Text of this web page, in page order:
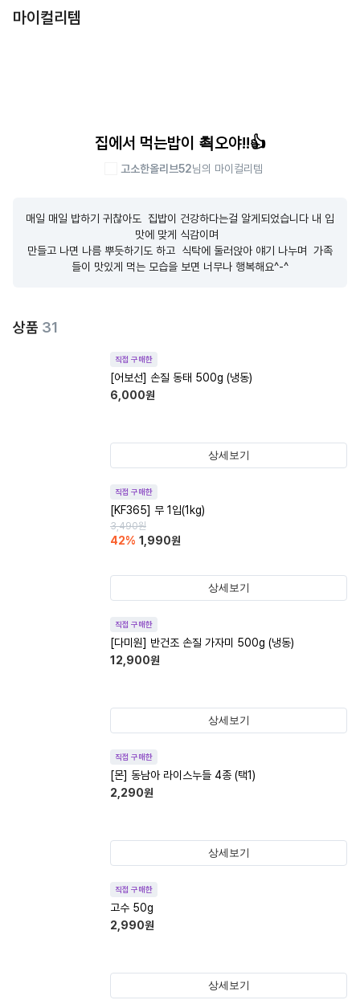
마이컬리템
집에서 먹는밥이 쵝오야!!👍
고소한올리브52님의 마이컬리템
매일 매일 밥하기 귀찮아도  집밥이 건강하다는걸 알게되었습니다 내 입
맛에 맞게 식감이며
만들고 나면 나름 뿌듯하기도 하고  식탁에 둘러앉아 얘기 나누며  가족
들이 맛있게 먹는 모습을 보면 너무나 행복해요^-^
상품 31
직접 구매한
[어보선] 손질 동태 500g (냉동)
6,000원
상세보기
직접 구매한
[KF365] 무 1입(1kg)
3,490원
42% 1,990원
상세보기
직접 구매한
[다미원] 반건조 손질 가자미 500g (냉동)
12,900원
상세보기
직접 구매한
[몬] 동남아 라이스누들 4종 (택1)
2,290원
상세보기
직접 구매한
고수 50g
2,990원
상세보기